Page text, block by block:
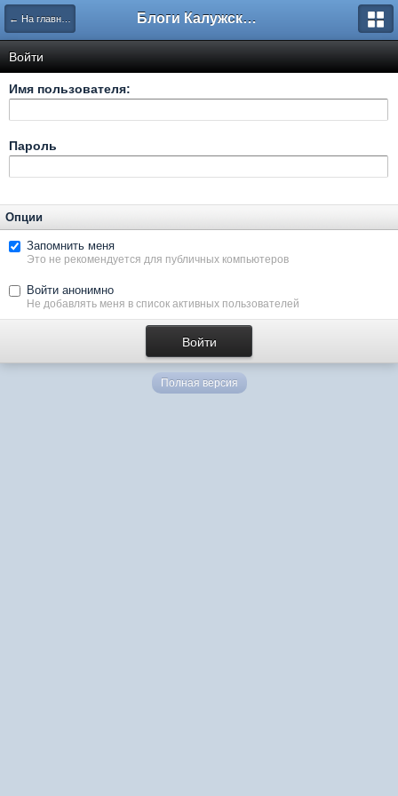
← На главную Блоги Калужского перекрестка
Войти
Имя пользователя:
Пароль
Опции
Запомнить меня
Это не рекомендуется для публичных компьютеров
Войти анонимно
Не добавлять меня в список активных пользователей
Полная версия